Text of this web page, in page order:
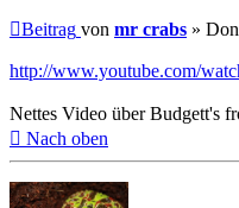
Beitrag von mr crabs »
http://www.youtube.com/
Nettes Video über Budgett's
Nach oben